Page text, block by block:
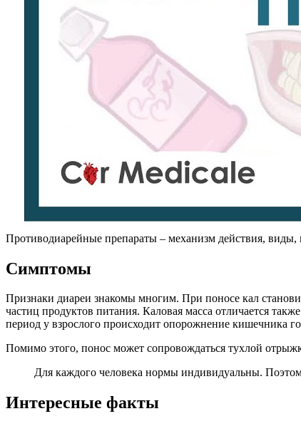
Противодиарейные препараты – механизм действия,
Симптомы
Признаки диареи знакомы многим. При поносе кал
частиц продуктов питания. Каловая масса отличается
период у взрослого происходит опорожнение кишечника
Помимо этого, понос может сопровождаться тухлой
Для каждого человека нормы индивидуальны.
Интересные факты